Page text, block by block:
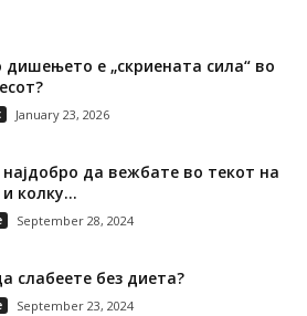
е „скриената сила“ во
January 23, 2026
најдобро да вежбате во текот на
колку...
September 28, 2024
слабеете без диета?
September 23, 2024